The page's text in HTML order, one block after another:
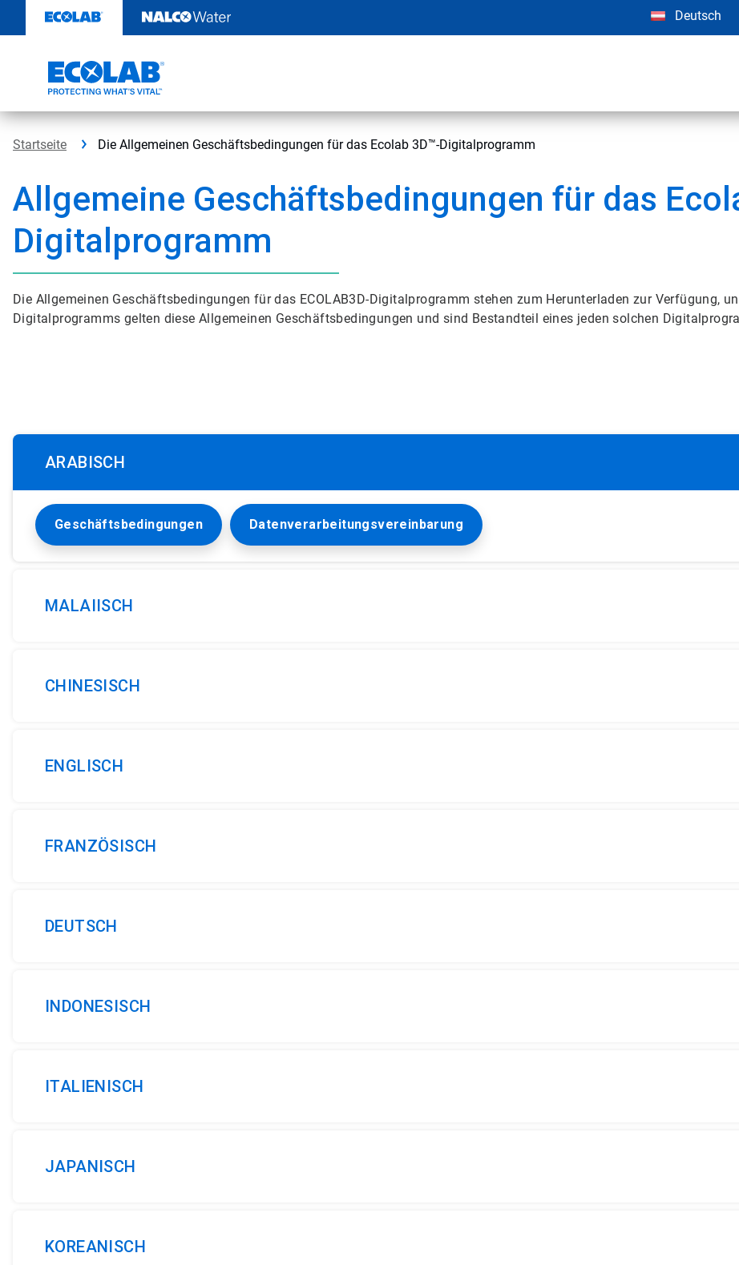
Inhalt
Deutsch
Startseite Die Allgemeinen Geschäftsbedingungen für das Ecolab 3D™-Digitalprogramm
Allgemeine Geschäftsbedingungen für das
Digitalprogramm
Die Allgemeinen Geschäftsbedingungen für das ECOLAB3D-Digitalprogramm stehen zum Herunterladen zur Verfügung,
Digitalprogramms gelten diese Allgemeinen Geschäftsbedingungen und sind Bestandteil eines jeden solchen
ARABISCH
Geschäftsbedingungen Datenverarbeitungsvereinbarung
MALAIISCH
CHINESISCH
ENGLISCH
FRANZÖSISCH
DEUTSCH
INDONESISCH
ITALIENISCH
JAPANISCH
KOREANISCH